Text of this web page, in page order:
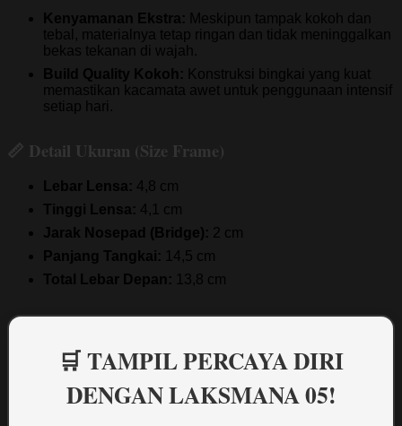
Kenyamanan Ekstra: Meskipun tampak kokoh dan
tebal, materialnya tetap ringan dan tidak meninggalkan
bekas tekanan di wajah.
Build Quality Kokoh: Konstruksi bingkai yang kuat
memastikan kacamata awet untuk penggunaan intensif
setiap hari.
📏 Detail Ukuran (Size Frame)
Lebar Lensa: 4,8 cm
Tinggi Lensa: 4,1 cm
Jarak Nosepad (Bridge): 2 cm
Panjang Tangkai: 14,5 cm
Total Lebar Depan: 13,8 cm
🛒 TAMPIL PERCAYA DIRI
DENGAN LAKSMANA 05!